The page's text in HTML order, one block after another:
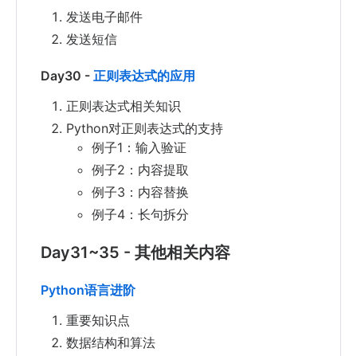
发送电子邮件
发送短信
Day30 - 正则表达式的应用
正则表达式相关知识
Python对正则表达式的支持
例子1：输入验证
例子2：内容提取
例子3：内容替换
例子4：长句拆分
Day31~35 - 其他相关内容
Python语言进阶
重要知识点
数据结构和算法